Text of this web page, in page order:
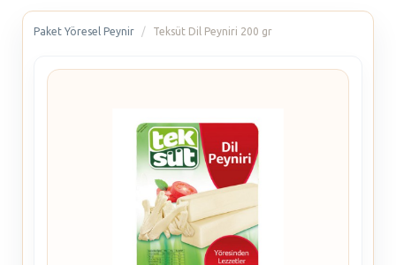
Paket Yöresel Peynir Teksüt Dil Peyniri 200 gr